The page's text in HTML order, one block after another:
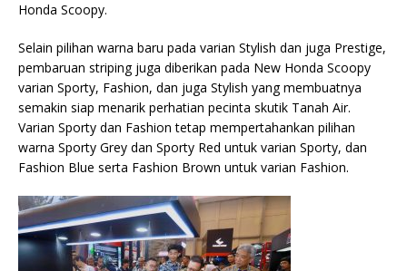
Honda Scoopy.
Selain pilihan warna baru pada varian Stylish dan juga Prestige,
pembaruan striping juga diberikan pada New Honda Scoopy
varian Sporty, Fashion, dan juga Stylish yang membuatnya
semakin siap menarik perhatian pecinta skutik Tanah Air.
Varian Sporty dan Fashion tetap mempertahankan pilihan
warna Sporty Grey dan Sporty Red untuk varian Sporty, dan
Fashion Blue serta Fashion Brown untuk varian Fashion.